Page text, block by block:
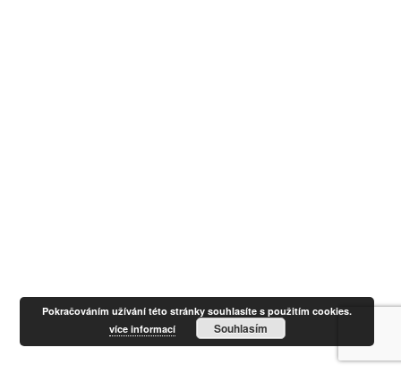
Pokračováním užívání této stránky souhlasíte s použitím cookies.
více informací
Souhlasím